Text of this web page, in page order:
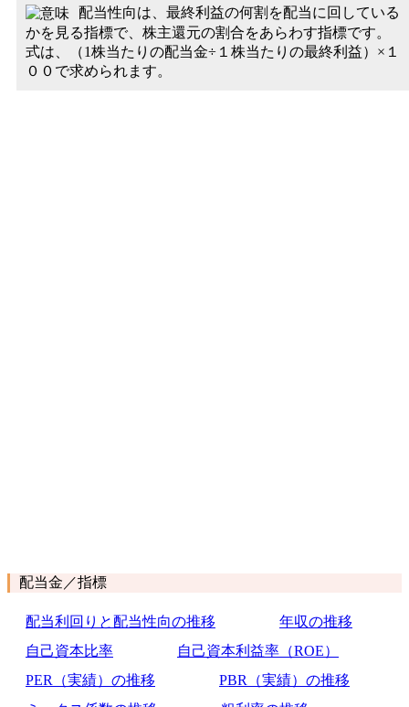
配当性向は、最終利益の何割を配当に回している
かを見る指標で、株主還元の割合をあらわす指標です。
式は、（1株当たりの配当金÷１株当たりの最終利益）×１
００で求められます。
配当金／指標
配当利回りと配当性向の推移
年収の推移
自己資本比率
自己資本利益率（ROE）
PER（実績）の推移
PBR（実績）の推移